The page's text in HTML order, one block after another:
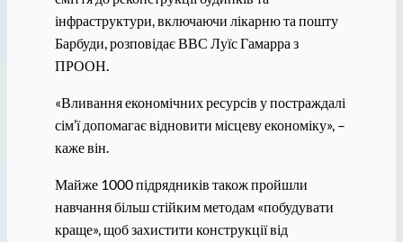
інфраструктури, включаючи лікарню та пошту
Барбуди, розповідає ВВС Луїс Гамарра з
ПРООН.
«Вливання економічних ресурсів у постраждалі
сім’ї допомагає відновити місцеву економіку», –
каже він.
Майже 1000 підрядників також пройшли
навчання більш стійким методам «побудувати
краще», щоб захистити конструкції від